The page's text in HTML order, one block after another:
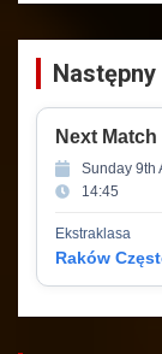
Next Match
Sunday 9th
14:45
Ekstraklasa
Raków